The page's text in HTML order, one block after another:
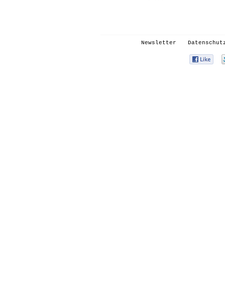
Newsletter